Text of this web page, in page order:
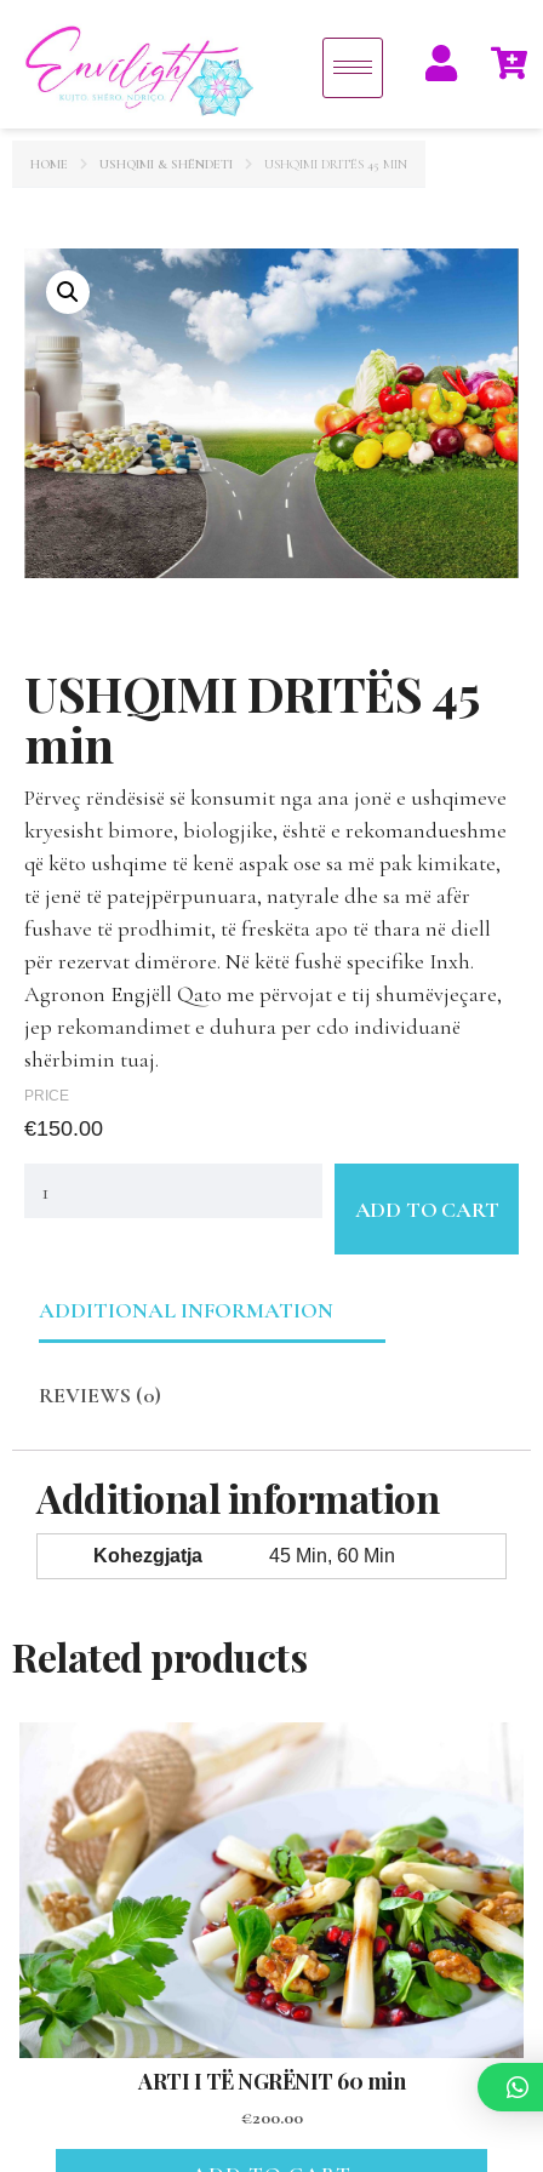
HOME USHQIMI & SHËNDETI USHQIMI DRITËS 45 MIN
USHQIMI DRITËS 45
min
Përveç rëndësisë së konsumit nga ana jonë e ushqimeve
kryesisht bimore, biologjike, është e rekomandueshme
që këto ushqime të kenë aspak ose sa më pak kimikate,
të jenë të patejpërpunuara, natyrale dhe sa më afër
fushave të prodhimit, të freskëta apo të thara në diell
për rezervat dimërore. Në këtë fushë specifike Inxh.
Agronon Engjëll Qato me përvojat e tij shumëvjeçare,
jep rekomandimet e duhura per cdo individuanë
shërbimin tuaj.
PRICE
€150.00
ADD TO CART
ADDITIONAL INFORMATION
REVIEWS (0)
Additional information
Kohezgjatja 45 Min, 60 Min
Related products
ARTI I TË NGRËNIT 60 min
€200.00